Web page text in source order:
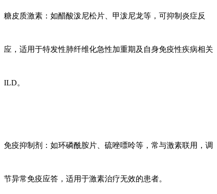
糖皮质激素：如醋酸泼尼松片、甲泼尼龙等，可抑制炎症反
应，适用于特发性肺纤维化急性加重期及自身免疫性疾病相关
ILD。
免疫抑制剂：如环磷酰胺片、硫唑嘌呤等，常与激素联用，调
节异常免疫应答，适用于激素治疗无效的患者。